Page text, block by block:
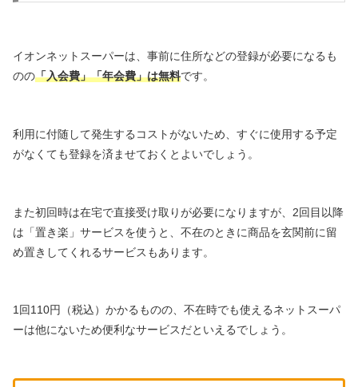
イオンネットスーパーは、事前に住所などの登録が必要になるも
のの「入会費」「年会費」は無料です。
利用に付随して発生するコストがないため、すぐに使用する予定
がなくても登録を済ませておくとよいでしょう。
また初回時は在宅で直接受け取りが必要になりますが、2回目以降
は「置き楽」サービスを使うと、不在のときに商品を玄関前に留
め置きしてくれるサービスもあります。
1回110円（税込）かかるものの、不在時でも使えるネットスーパ
ーは他にないため便利なサービスだといえるでしょう。